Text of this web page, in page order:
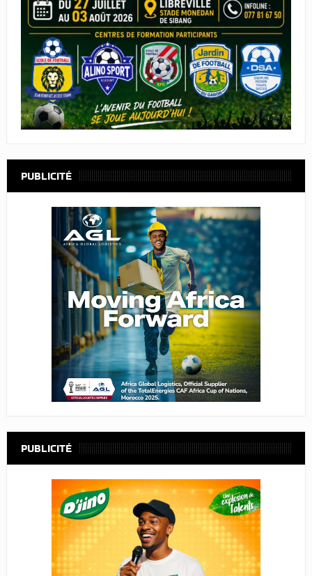
PUBLICITÉ
PUBLICITÉ